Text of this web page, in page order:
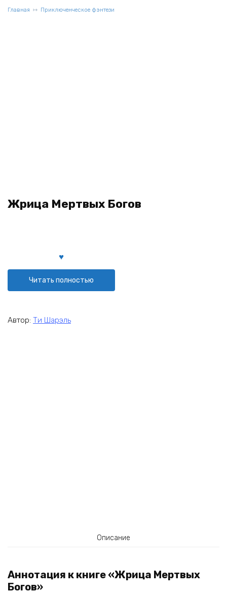
Главная Приключенческое фэнтези
Жрица Мертвых Богов
Читать полностью
Автор: Ти Шарэль
Описание
Аннотация к книге «Жрица Мертвых
Богов»